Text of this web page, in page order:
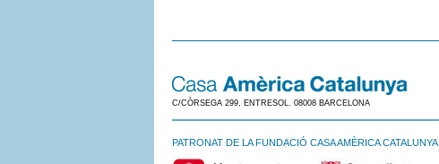
C/CÒRSEGA 299, ENTRESOL. 08008 BARCELONA
PATRONAT DE LA FUNDACIÓ CASA AMÈRICA CATALUNYA